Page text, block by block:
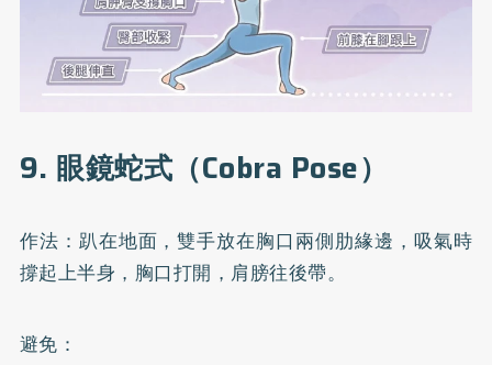
9. 眼鏡蛇式（Cobra Pose）
作法：趴在地面，雙手放在胸口兩側肋緣邊，吸氣時
撐起上半身，胸口打開，肩膀往後帶。
避免：